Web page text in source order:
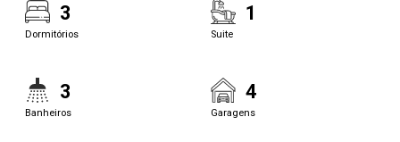
3
Dormitórios
1
Suite
3
Banheiros
4
Garagens